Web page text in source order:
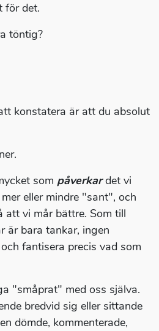
för det.
töntig?
konstatera är att du absolut
som påverkardet vi
eller mindre "sant", och
att vi mår bättre. Som till
är bara tankar, ingen
fantisera precis vad som
"småprat" med oss själva.
bredvid sig eller sittande
dömde, kommenterade,